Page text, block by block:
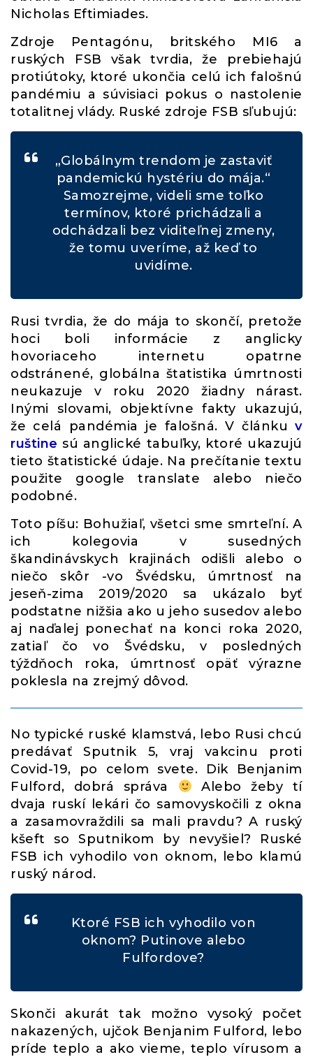
Nicholas Eftimiades.
Zdroje Pentagónu, britského MI6 a
ruských FSB však tvrdia, že prebiehajú
protiútoky, ktoré ukončia celú ich falošnú
pandémiu a súvisiaci pokus o nastolenie
totalitnej vlády. Ruské zdroje FSB sľubujú:
„Globálnym trendom je zastaviť
pandemickú hystériu do mája.“
Samozrejme, videli sme toľko
termínov, ktoré prichádzali a
odchádzali bez viditeľnej zmeny,
že tomu uveríme, až keď to
uvidíme.
Rusi tvrdia, že do mája to skončí, pretože
hoci boli informácie z anglicky
hovoriaceho internetu opatrne
odstránené, globálna štatistika úmrtnosti
neukazuje v roku 2020 žiadny nárast.
Inými slovami, objektívne fakty ukazujú,
že celá pandémia je falošná. V článku v
ruštine sú anglické tabuľky, ktoré ukazujú
tieto štatistické údaje. Na prečítanie textu
použite google translate alebo niečo
podobné.
Toto píšu: Bohužiaľ, všetci sme smrteľní. A
ich kolegovia v susedných
škandinávskych krajinách odišli alebo o
niečo skôr -vo Švédsku, úmrtnosť na
jeseň-zima 2019/2020 sa ukázalo byť
podstatne nižšia ako u jeho susedov alebo
aj naďalej ponechať na konci roka 2020,
zatiaľ čo vo Švédsku, v posledných
týždňoch roka, úmrtnosť opäť výrazne
poklesla na zrejmý dôvod.
No typické ruské klamstvá, lebo Rusi chcú
predávať Sputnik 5, vraj vakcinu proti
Covid-19, po celom svete. Dik Benjanim
Fulford, dobrá správa
Alebo žeby tí
dvaja ruskí lekári čo samovyskočili z okna
a zasamovraždili sa mali pravdu? A ruský
kšeft so Sputnikom by nevyšiel? Ruské
FSB ich vyhodilo von oknom, lebo klamú
ruský národ.
Ktoré FSB ich vyhodilo von
oknom? Putinove alebo
Fulfordove?
Skonči akurát tak možno vysoký počet
nakazených, ujčok Benjanim Fulford, lebo
príde teplo a ako vieme, teplo vírusom a